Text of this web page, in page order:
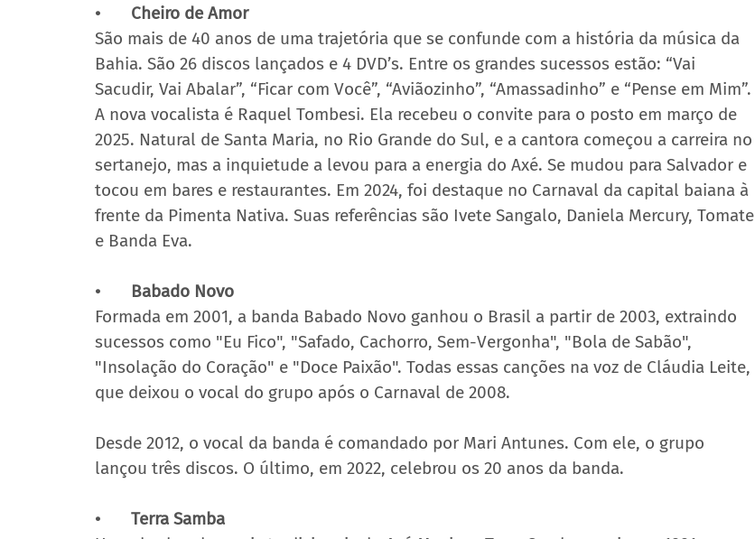
•	Cheiro de Amor
São mais de 40 anos de uma trajetória que se confunde com a história da música da
Bahia. São 26 discos lançados e 4 DVD’s. Entre os grandes sucessos estão: “Vai
Sacudir, Vai Abalar”, “Ficar com Você”, “Aviãozinho”, “Amassadinho” e “Pense em Mim”.
A nova vocalista é Raquel Tombesi. Ela recebeu o convite para o posto em março de
2025. Natural de Santa Maria, no Rio Grande do Sul, e a cantora começou a carreira no
sertanejo, mas a inquietude a levou para a energia do Axé. Se mudou para Salvador e
tocou em bares e restaurantes. Em 2024, foi destaque no Carnaval da capital baiana à
frente da Pimenta Nativa. Suas referências são Ivete Sangalo, Daniela Mercury, Tomate
e Banda Eva.
•	Babado Novo
Formada em 2001, a banda Babado Novo ganhou o Brasil a partir de 2003, extraindo
sucessos como "Eu Fico", "Safado, Cachorro, Sem-Vergonha", "Bola de Sabão",
"Insolação do Coração" e "Doce Paixão". Todas essas canções na voz de Cláudia Leite,
que deixou o vocal do grupo após o Carnaval de 2008.
Desde 2012, o vocal da banda é comandado por Mari Antunes. Com ele, o grupo
lançou três discos. O último, em 2022, celebrou os 20 anos da banda.
•	Terra Samba